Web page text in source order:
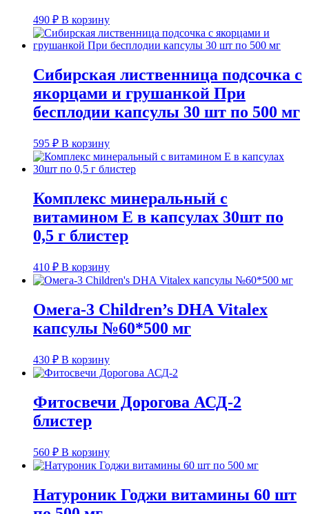
490 ₽ В корзину
Сибирская лиственница подсочка с
якорцами и грушанкой При
бесплодии капсулы 30 шт по 500 мг
595 ₽ В корзину
Комплекс минеральный с
витамином Е в капсулах 30шт по
0,5 г блистер
410 ₽ В корзину
Омега-3 Children’s DHA Vitalex
капсулы №60*500 мг
430 ₽ В корзину
Фитосвечи Дорогова АСД-2
блистер
560 ₽ В корзину
Натуроник Годжи витамины 60 шт